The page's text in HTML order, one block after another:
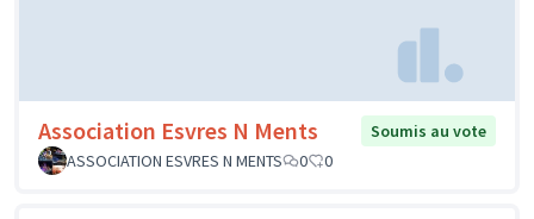
Association Esvres N Ments
Soumis au vote
ASSOCIATION ESVRES N MENTS
0 0